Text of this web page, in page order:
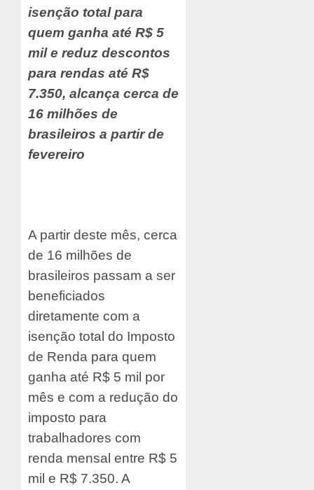
isenção total para
quem ganha até R$ 5
mil e reduz descontos
para rendas até R$
7.350, alcança cerca de
16 milhões de
brasileiros a partir de
fevereiro
A partir deste mês, cerca
de 16 milhões de
brasileiros passam a ser
beneficiados
diretamente com a
isenção total do Imposto
de Renda para quem
ganha até R$ 5 mil por
mês e com a redução do
imposto para
trabalhadores com
renda mensal entre R$ 5
mil e R$ 7.350. A